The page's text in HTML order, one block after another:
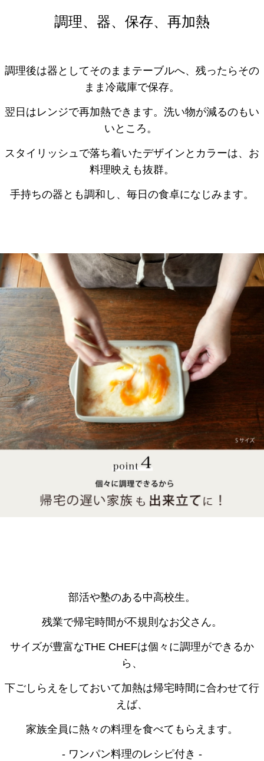
調理、器、保存、再加熱
調理後は器としてそのままテーブルへ、残ったらその
まま冷蔵庫で保存。
翌日はレンジで再加熱できます。洗い物が減るのもい
いところ。
スタイリッシュで落ち着いたデザインとカラーは、お
料理映えも抜群。
手持ちの器とも調和し、毎日の食卓になじみます。
部活や塾のある中高校生。
残業で帰宅時間が不規則なお父さん。
サイズが豊富なTHE CHEFは個々に調理ができるか
ら、
下ごしらえをしておいて加熱は帰宅時間に合わせて行
えば、
家族全員に熱々の料理を食べてもらえます。
- ワンパン料理のレシピ付き -